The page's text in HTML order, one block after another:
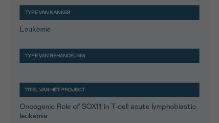
Leukemie
Oncogenic Role of SOX11 in T-cell acute lymphoblastic
leukemia